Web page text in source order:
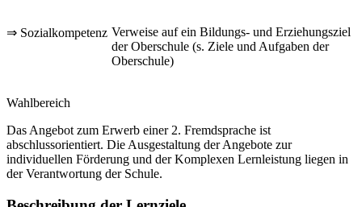
⇒ Sozialkompetenz Verweise auf ein Bildungs- und Erziehungsziel
der Oberschule (s. Ziele und Aufgaben der
Oberschule)
Wahlbereich
Das Angebot zum Erwerb einer 2. Fremdsprache ist
abschlussorientiert. Die Ausgestaltung der Angebote zur
individuellen Förderung und der Komplexen Lernleistung liegen in
der Verantwortung der Schule.